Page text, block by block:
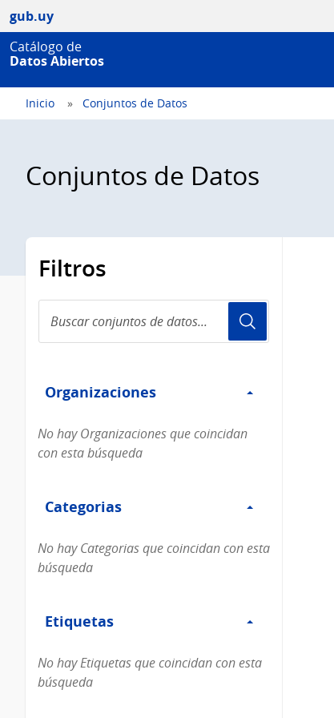
gub.uy
Catálogo de
Datos Abiertos
Inicio Conjuntos de Datos
Conjuntos de Datos
Filtros
conjuntos
de
Organizaciones
Organizaciones
No hay Organizaciones que coincidan
con esta búsqueda
Categorias
Categorias
No hay Categorias que coincidan con esta
búsqueda
Etiquetas
Etiquetas
No hay Etiquetas que coincidan con esta
búsqueda